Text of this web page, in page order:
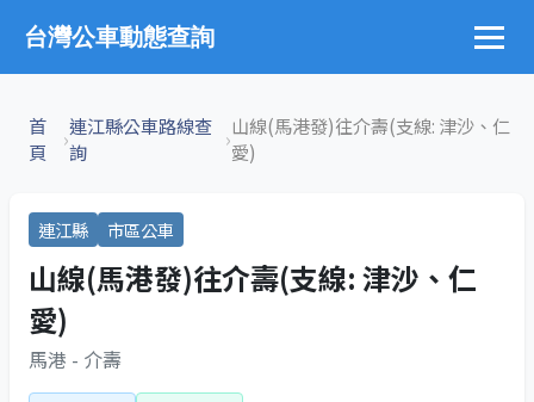
台灣公車動態查詢
首
頁
›連江縣公車路線查
詢
›山線(馬港發)往介壽(支線: 津沙、仁
愛)
連江縣 市區公車
山線(馬港發)往介壽(支線: 津沙、仁
愛)
馬港 - 介壽